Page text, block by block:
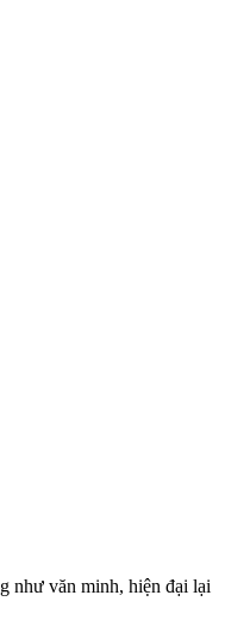
như văn minh, hiện đại lại